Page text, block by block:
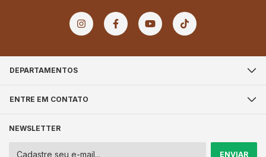
DEPARTAMENTOS
ENTRE EM CONTATO
NEWSLETTER